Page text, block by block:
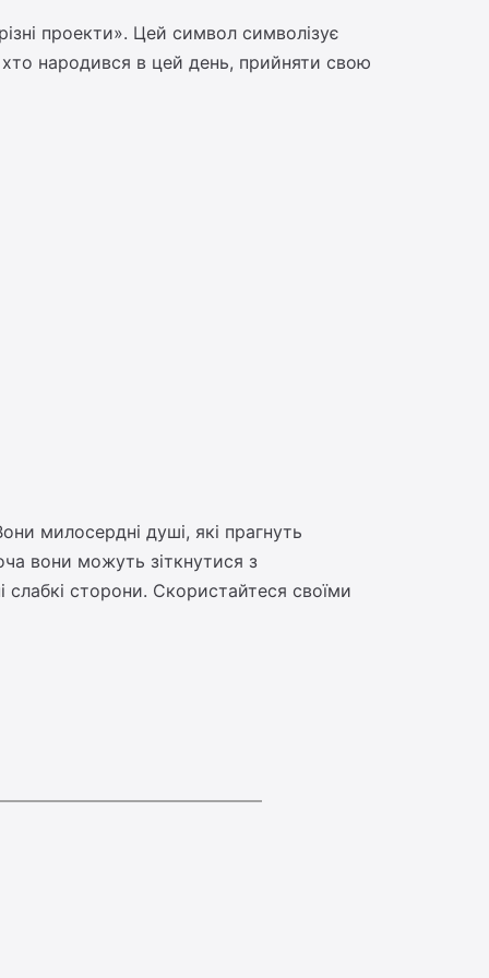
проекти». Цей символ символізує
хто народився в цей день, прийняти свою
милосердні душі, які прагнуть
вони можуть зіткнутися з
слабкі сторони. Скористайтеся своїми